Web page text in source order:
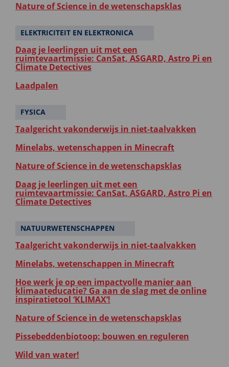
Nature of Science in de wetenschapsklas
ELEKTRICITEIT EN ELEKTRONICA
Daag je leerlingen uit met een
ruimtevaartmissie: CanSat, ASGARD, Astro Pi en
Climate Detectives
Laadpalen
FYSICA
Taalgericht vakonderwijs in niet-taalvakken
Minelabs, wetenschappen in Minecraft
Nature of Science in de wetenschapsklas
Daag je leerlingen uit met een
ruimtevaartmissie: CanSat, ASGARD, Astro Pi en
Climate Detectives
NATUURWETENSCHAPPEN
Taalgericht vakonderwijs in niet-taalvakken
Minelabs, wetenschappen in Minecraft
Hoe werk je op een impactvolle manier aan
klimaateducatie? Ga aan de slag met de online
inspiratietool ‘KLIMAX’!
Nature of Science in de wetenschapsklas
Pissebeddenbiotoop: bouwen en reguleren
Wild van water!